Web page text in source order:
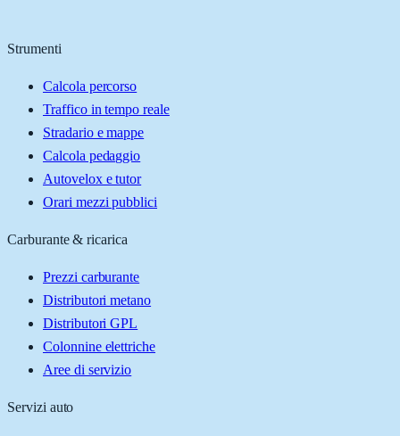
Strumenti
Calcola percorso
Traffico in tempo reale
Stradario e mappe
Calcola pedaggio
Autovelox e tutor
Orari mezzi pubblici
Carburante & ricarica
Prezzi carburante
Distributori metano
Distributori GPL
Colonnine elettriche
Aree di servizio
Servizi auto